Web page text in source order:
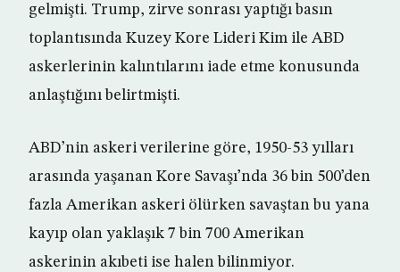
gelmişti. Trump, zirve sonrası yaptığı basın
toplantısında Kuzey Kore Lideri Kim ile ABD
askerlerinin kalıntılarını iade etme konusunda
anlaştığını belirtmişti.
ABD’nin askeri verilerine göre, 1950-53 yılları
arasında yaşanan Kore Savaşı’nda 36 bin 500’den
fazla Amerikan askeri ölürken savaştan bu yana
kayıp olan yaklaşık 7 bin 700 Amerikan
askerinin akıbeti ise halen bilinmiyor.